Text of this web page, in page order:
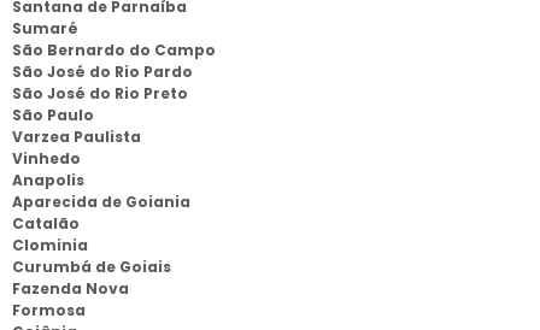
Santana de Parnaíba
Sumaré
São Bernardo do Campo
São José do Rio Pardo
São José do Rio Preto
São Paulo
Varzea Paulista
Vinhedo
Anapolis
Aparecida de Goiania
Catalão
Clominia
Curumbá de Goiais
Fazenda Nova
Formosa